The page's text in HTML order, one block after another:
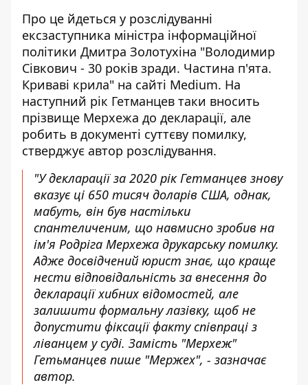
Про це йдеться у розслідуванні
ексзаступника міністра інформаційної
політики Дмитра Золотухіна "Володимир
Сівкович - 30 років зради. Частина п'ята.
Криваві крила" на сайті Medium. На
наступний рік Гетманцев таки вносить
прізвище Мерхежа до декларації, але
робить в документі суттєву помилку,
стверджує автор розслідування.
"У декларації за 2020 рік Гетманцев знову
вказує ці 650 тисяч доларів США, однак,
мабуть, він був настільки
спантеличеним, що навмисно зробив на
ім'я Родріга Мерхежа друкарську помилку.
Адже досвідчений юрист знає, що краще
нести відповідальність за внесення до
декларації хибних відомостей, але
залишити формальну лазівку, щоб не
допустити фіксації факту співпраці з
ліванцем у суді. Замість "Мерхеж"
Гетьманцев пише "Мержех", - зазначає
автор.